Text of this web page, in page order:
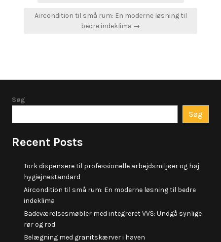
Aircondition til små rum: En moderne løsning til
bedre indeklima →
Søg
Søg
Recent Posts
Tork dispensere til professionelle arbejdsmiljøer og høj
hygiejnestandard
Aircondition til små rum: En moderne løsning til bedre
indeklima
Badeværelsesmøbler med integreret VVS: Undgå synlige
rør og rod
Belægning med granitskærver i haven